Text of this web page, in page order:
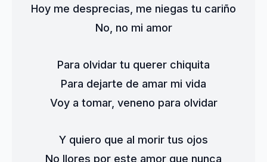
Hoy me desprecias, me niegas tu cariño
No, no mi amor
Para olvidar tu querer chiquita
Para dejarte de amar mi vida
Voy a tomar, veneno para olvidar
Y quiero que al morir tus ojos
No llores por este amor que nunca